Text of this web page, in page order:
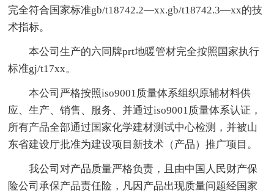
完全符合国家标准gb/t18742.2—xx.gb/t18742.3—xx的技
术指标。
本公司生产的六同牌prt地暖管材完全按照国家执行
标准gj/t17xx。
本公司严格按照iso9001质量体系组织原辅材料供
应、生产、销售、服务、并通过iso9001质量体系认证，
所有产品全部通过国家化学建材测试中心检测，并被山
东省建设厅批准为建设项目新技术（产品）推广项目。
我公司对产品质量严格负责，且由中国人民财产保
险公司承保产品责任险，凡因产品出现质量问题经国家